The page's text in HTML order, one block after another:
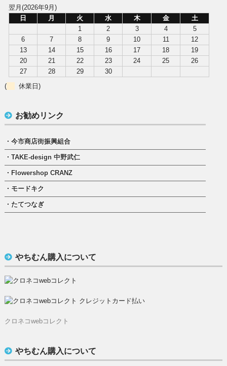
翌月(2026年9月)
日
月 火 水 木 金
土
1
2 3 4
5
6
7 8 9 10 11
12
13
14 15 16 17 18
19
20
21 22 23 24 25
26
27
28 29
30
(
休業日)
お勧めリンク
・今市商店街振興組合
・TAKE-design 中野武仁
・Flowershop CRANZ
・モードキク
・たてつなぎ
やちむん購入について
クロネコwebコレクト
やちむん購入について